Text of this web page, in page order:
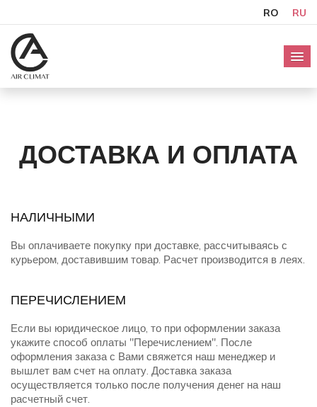
RO RU
ДОСТАВКА И ОПЛАТА
НАЛИЧНЫМИ
Вы оплачиваете покупку при доставке, рассчитываясь с
курьером, доставившим товар. Расчет производится в леях.
ПЕРЕЧИСЛЕНИЕМ
Если вы юридическое лицо, то при оформлении заказа
укажите способ оплаты "Перечислением". После
оформления заказа с Вами свяжется наш менеджер и
вышлет вам счет на оплату. Доставка заказа
осуществляется только после получения денег на наш
расчетный счет.